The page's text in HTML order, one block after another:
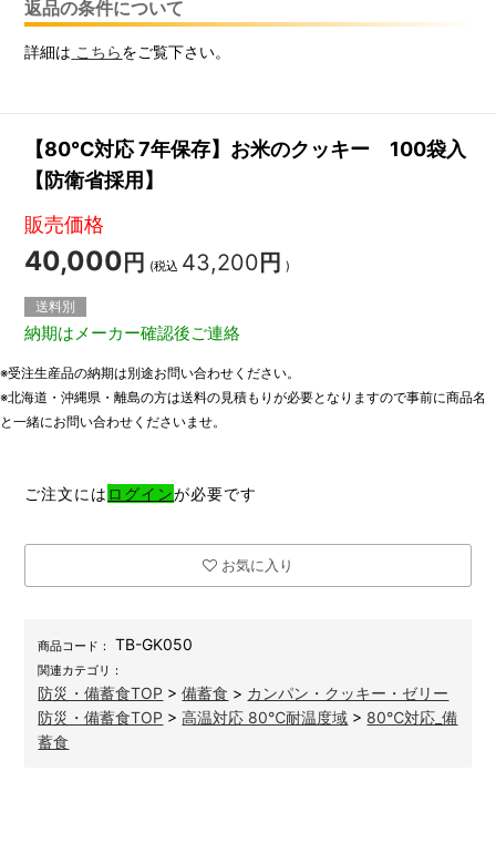
返品の条件について
詳細は こちらをご覧下さい。
【80℃対応 7年保存】お米のクッキー 100袋入
【防衛省採用】
販売価格
40,000 円 (税込 43,200 円 )
送料別
納期はメーカー確認後ご連絡
※受注生産品の納期は別途お問い合わせください。
※北海道・沖縄県・離島の方は送料の見積もりが必要となりますので事前に商品名
と一緒にお問い合わせくださいませ。
ご注文には ログインが必要です
お気に入り
商品コード： TB-GK050
関連カテゴリ：
防災・備蓄食TOP >備蓄食 > カンパン・クッキー・ゼリー
防災・備蓄食TOP >高温対応 80℃耐温度域 > 80℃対応_備
蓄食